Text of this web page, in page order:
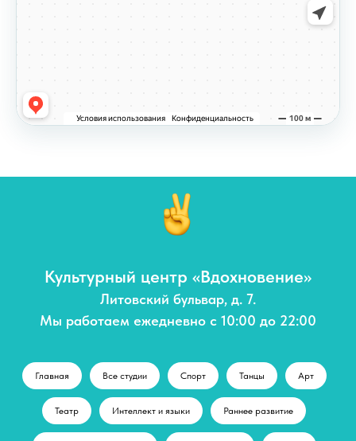
Культурный центр «Вдохновение»
Литовский бульвар, д. 7.
Мы работаем ежедневно с 10:00 до 22:00
Главная Все студии Спорт Танцы Арт
Театр Интеллект и языки Раннее развитие